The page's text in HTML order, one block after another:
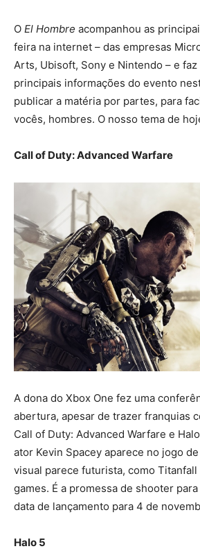
O El Hombre acompanhou as
feira na internet – das empresas
Arts, Ubisoft, Sony e Nintendo – e
principais informações do evento
publicar a matéria por partes, para
vocês, hombres. O nosso tema de
Call of Duty: Advanced Warfare
A dona do Xbox One fez uma
abertura, apesar de trazer franquias
Call of Duty: Advanced Warfare e
ator Kevin Spacey aparece no jogo
visual parece futurista, como
games. É a promessa de shooter
data de lançamento para 4 de
Halo 5